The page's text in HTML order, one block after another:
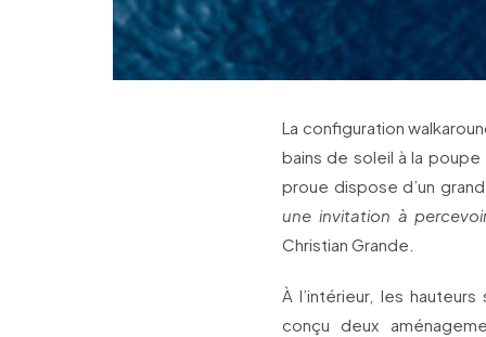
La configuration
bains de soleil à la
proue dispose d’un
une invitation à
Christian Grande.
À l’intérieur, les
conçu deux